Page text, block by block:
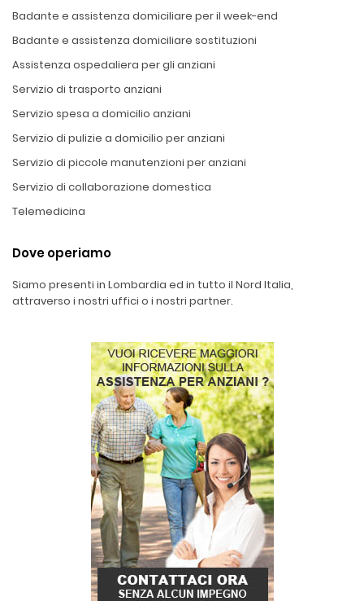
Badante e assistenza domiciliare per il week-end
Badante e assistenza domiciliare sostituzioni
Assistenza ospedaliera per gli anziani
Servizio di trasporto anziani
Servizio spesa a domicilio anziani
Servizio di pulizie a domicilio per anziani
Servizio di piccole manutenzioni per anziani
Servizio di collaborazione domestica
Telemedicina
Dove operiamo
Siamo presenti in Lombardia ed in tutto il Nord Italia,
attraverso i nostri uffici o i nostri partner.